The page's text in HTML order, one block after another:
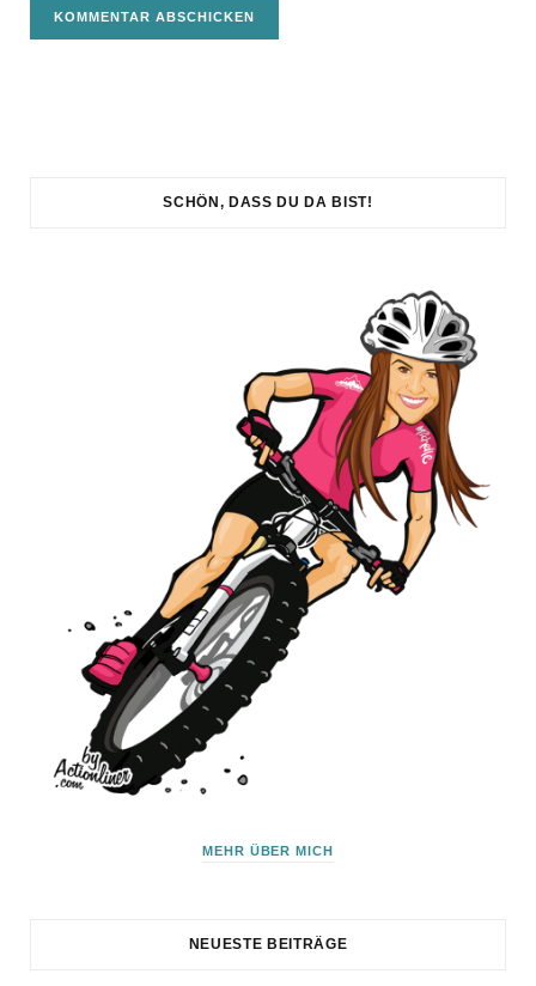
SCHÖN, DASS DU DA BIST!
MEHR ÜBER MICH
NEUESTE BEITRÄGE